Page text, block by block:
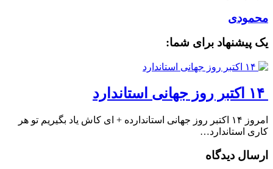
محمودی
یک پیشنهاد برای شما:
‏امروز ۱۴ اکتبر روز جهانی استاندارده + ای کاش یاد بگیریم تو هر
کاری ‎استاندارد…
ارسال دیدگاه